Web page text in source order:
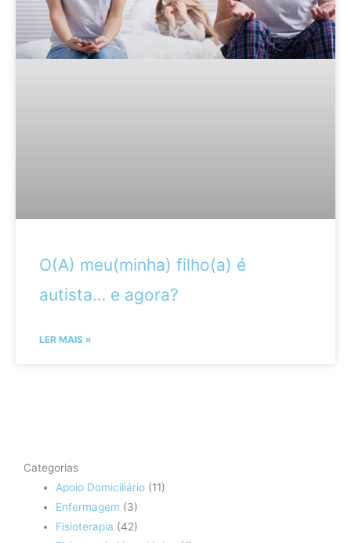
O(A) meu(minha) filho(a) é
autista… e agora?
LER MAIS »
Categorias
Apoio Domiciliário (11)
Enfermagem (3)
Fisioterapia (42)